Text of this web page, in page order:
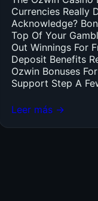
Currencies Really
Acknowledge?
Top Of Your
Out Winnings For
Deposit Benefits
Ozwin Bonuses
Support Step A
Leer más →